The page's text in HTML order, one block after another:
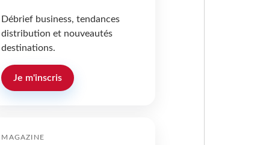
Débrief business, tendances
distribution et nouveautés
destinations.
Je m'inscris
MAGAZINE